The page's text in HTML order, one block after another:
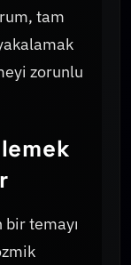
tam
zorunlu
bir temayı